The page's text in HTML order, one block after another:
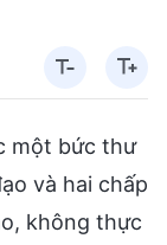
một bức thư
và hai chấp
không thực